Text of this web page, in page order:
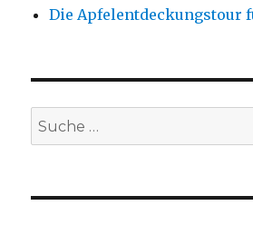
Die Apfelentdeckungstour
Suche
nach: